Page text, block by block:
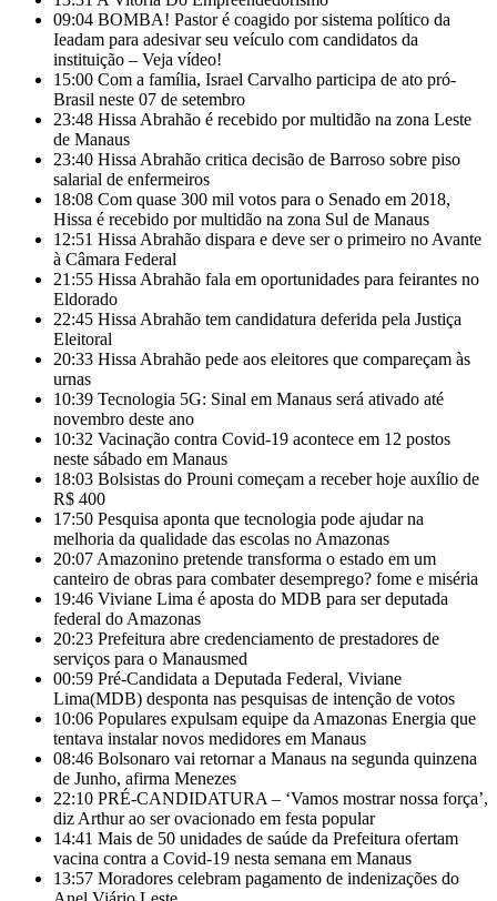
09:04 BOMBA! Pastor é coagido por sistema político da
Ieadam para adesivar seu veículo com candidatos da
instituição – Veja vídeo!
15:00 Com a família, Israel Carvalho participa de ato pró-
Brasil neste 07 de setembro
23:48 Hissa Abrahão é recebido por multidão na zona Leste
de Manaus
23:40 Hissa Abrahão critica decisão de Barroso sobre piso
salarial de enfermeiros
18:08 Com quase 300 mil votos para o Senado em 2018,
Hissa é recebido por multidão na zona Sul de Manaus
12:51 Hissa Abrahão dispara e deve ser o primeiro no Avante
à Câmara Federal
21:55 Hissa Abrahão fala em oportunidades para feirantes no
Eldorado
22:45 Hissa Abrahão tem candidatura deferida pela Justiça
Eleitoral
20:33 Hissa Abrahão pede aos eleitores que compareçam às
urnas
10:39 Tecnologia 5G: Sinal em Manaus será ativado até
novembro deste ano
10:32 Vacinação contra Covid-19 acontece em 12 postos
neste sábado em Manaus
18:03 Bolsistas do Prouni começam a receber hoje auxílio de
R$ 400
17:50 Pesquisa aponta que tecnologia pode ajudar na
melhoria da qualidade das escolas no Amazonas
20:07 Amazonino pretende transforma o estado em um
canteiro de obras para combater desemprego? fome e miséria
19:46 Viviane Lima é aposta do MDB para ser deputada
federal do Amazonas
20:23 Prefeitura abre credenciamento de prestadores de
serviços para o Manausmed
00:59 Pré-Candidata a Deputada Federal, Viviane
Lima(MDB) desponta nas pesquisas de intenção de votos
10:06 Populares expulsam equipe da Amazonas Energia que
tentava instalar novos medidores em Manaus
08:46 Bolsonaro vai retornar a Manaus na segunda quinzena
de Junho, afirma Menezes
22:10 PRÉ-CANDIDATURA – ‘Vamos mostrar nossa força’,
diz Arthur ao ser ovacionado em festa popular
14:41 Mais de 50 unidades de saúde da Prefeitura ofertam
vacina contra a Covid-19 nesta semana em Manaus
13:57 Moradores celebram pagamento de indenizações do